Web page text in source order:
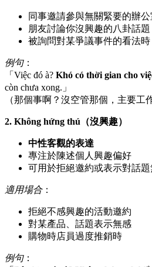
同事邀請參與無關緊要的辦
朋友討論你沒興趣的八卦話題
被詢問對某爭議事件的看法時
例句：
「Việc đó à? Khó có thời gian cho
còn chưa xong.」
（那個事啊？沒空管那個，主要工
2. Không hứng thú（沒興趣）
中性客觀的表達
專注於陳述個人興趣偏好
可用於拒絕邀約或表示對話
適用場合：
拒絕不感興趣的活動邀約
對某產品、話題表示無感
購物時店員過度推銷時
例句：